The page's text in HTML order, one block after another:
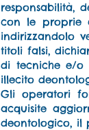
responsabilità,
con le proprie
indirizzandolo
titoli falsi,
di tecniche e/o
illecito
Gli operatori
acquisite
deontologico, il